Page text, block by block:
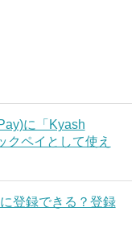
に「Kyash
クペイとして使え
登録できる？登録